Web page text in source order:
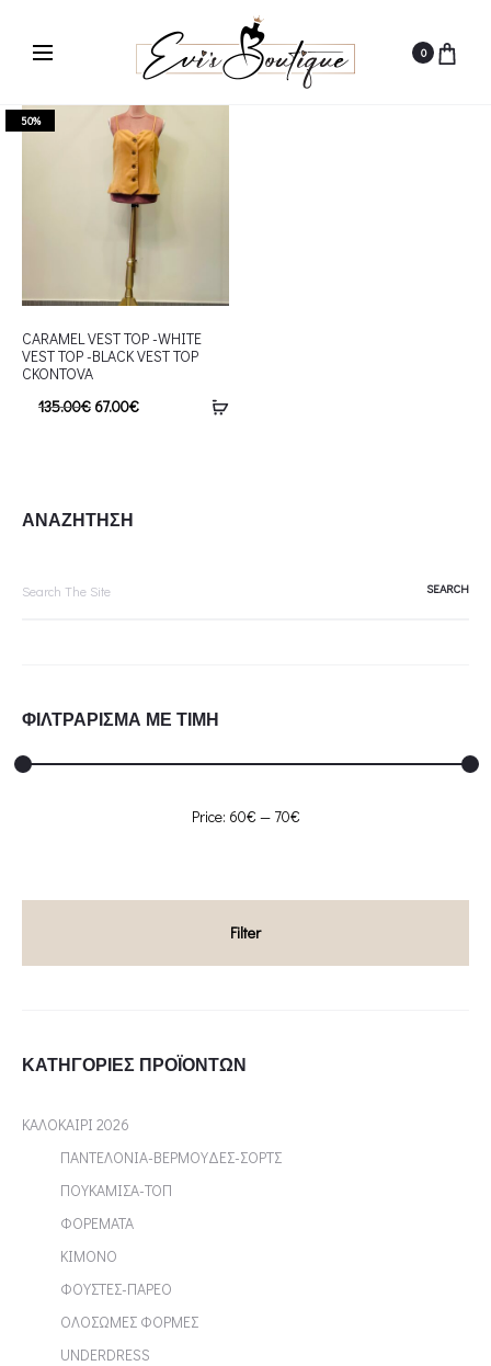
0
50%
CARAMEL VEST TOP -WHITE
VEST TOP -BLACK VEST TOP
CKONTOVA
135.00€ 67.00€
ΑΝΑΖΗΤΗΣΗ
ΦΙΛΤΡΑΡΙΣΜΑ ΜΕ ΤΙΜΗ
Min
Max
Filter
Price: 60€ — 70€
ΚΑΤΗΓΟΡΊΕΣ ΠΡΟΪΌΝΤΩΝ
ΚΑΛΟΚΑΙΡΙ 2026
ΠΑΝΤΕΛΟΝΙΑ-ΒΕΡΜΟΥΔΕΣ-ΣΟΡΤΣ
ΠΟΥΚΑΜΙΣΑ-ΤΟΠ
ΦΟΡΕΜΑΤΑ
ΚΙΜΟΝΟ
ΦΟΥΣΤΕΣ-ΠΑΡΕΟ
ΟΛΟΣΩΜΕΣ ΦΟΡΜΕΣ
UNDERDRESS